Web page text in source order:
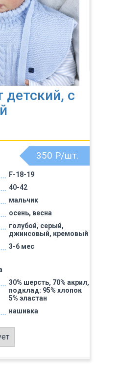
детский, с
F-18-19
40-42
мальчик
осень, весна
голубой, серый,
джинсовый, кремовый
3-6 мес
30% шерсть, 70% акрил,
подклад: 95% хлопок
5% эластан
нашивка
350 Р/шт.